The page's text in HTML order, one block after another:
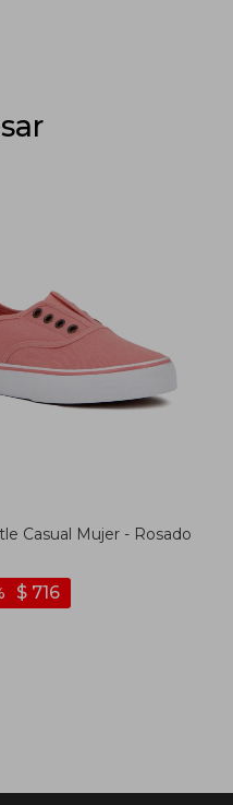
Casual Mujer - Rosado
$ 716